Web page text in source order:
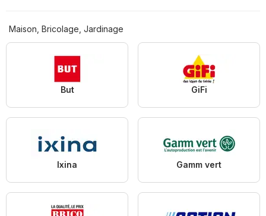
Maison, Bricolage, Jardinage
But GiFi
Ixina Gamm vert